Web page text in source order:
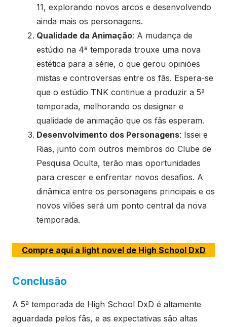
11, explorando novos arcos e desenvolvendo
ainda mais os personagens.
Qualidade da Animação: A mudança de
estúdio na 4ª temporada trouxe uma nova
estética para a série, o que gerou opiniões
mistas e controversas entre os fãs. Espera-se
que o estúdio TNK continue a produzir a 5ª
temporada, melhorando os designer e
qualidade de animação que os fãs esperam.
Desenvolvimento dos Personagens: Issei e
Rias, junto com outros membros do Clube de
Pesquisa Oculta, terão mais oportunidades
para crescer e enfrentar novos desafios. A
dinâmica entre os personagens principais e os
novos vilões será um ponto central da nova
temporada.
Compre aqui a light novel de High School DxD
Conclusão
A 5ª temporada de High School DxD é altamente
aguardada pelos fãs, e as expectativas são altas